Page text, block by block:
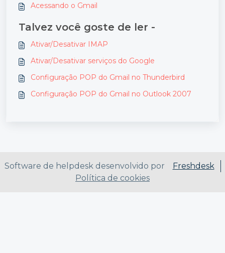
Acessando o Gmail
Talvez você goste de ler -
Ativar/Desativar IMAP
Ativar/Desativar serviços do Google
Configuração POP do Gmail no Thunderbird
Configuração POP do Gmail no Outlook 2007
Software de helpdesk desenvolvido por
Freshdesk
Política de cookies